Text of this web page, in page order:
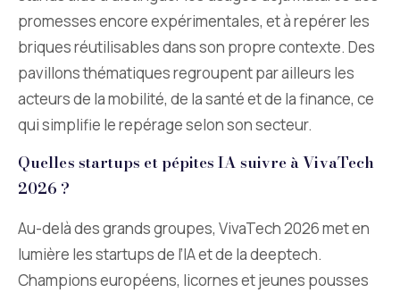
promesses encore expérimentales, et à repérer les
briques réutilisables dans son propre contexte. Des
pavillons thématiques regroupent par ailleurs les
acteurs de la mobilité, de la santé et de la finance, ce
qui simplifie le repérage selon son secteur.
Quelles startups et pépites IA suivre à VivaTech
2026 ?
Au-delà des grands groupes, VivaTech 2026 met en
lumière les startups de l’IA et de la deeptech.
Champions européens, licornes et jeunes pousses